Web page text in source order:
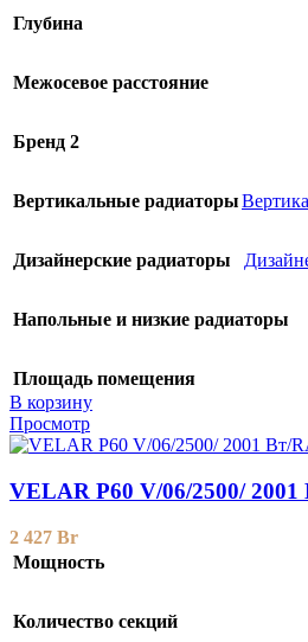
Глубина
Межосевое расстояние
Бренд 2
Вертикальные радиаторы
Дизайнерские радиаторы
Напольные и низкие радиаторы
Площадь помещения
В корзину
Просмотр
VELAR P60 V/06/2500/ 2001
2 427 Br
Мощность
Количество секций